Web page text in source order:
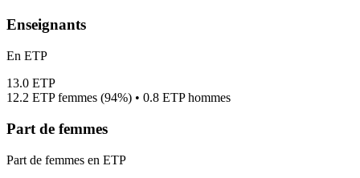
Enseignants
En ETP
13.0 ETP
12.2 ETP femmes (94%) • 0.8 ETP hommes
Part de femmes
Part de femmes en ETP